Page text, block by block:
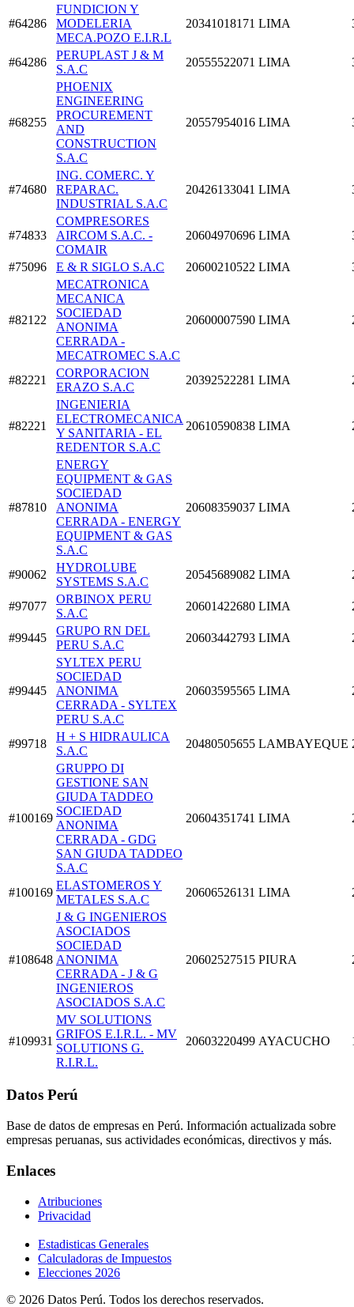
#64286
FUNDICION Y
MODELERIA
MECA.POZO E.I.R.L
20341018171 LIMA
#64286
PERUPLAST J & M
S.A.C
20555522071 LIMA
#68255
PHOENIX
ENGINEERING
PROCUREMENT
AND
CONSTRUCTION
S.A.C
20557954016 LIMA
#74680
ING. COMERC. Y
REPARAC.
INDUSTRIAL S.A.C
20426133041 LIMA
#74833
COMPRESORES
AIRCOM S.A.C. -
COMAIR
20604970696 LIMA
#75096 E & R SIGLO S.A.C 20600210522 LIMA
#82122
MECATRONICA
MECANICA
SOCIEDAD
ANONIMA
CERRADA -
MECATROMEC S.A.C
20600007590 LIMA
#82221
CORPORACION
ERAZO S.A.C
20392522281 LIMA
#82221
INGENIERIA
ELECTROMECANICA
Y SANITARIA - EL
REDENTOR S.A.C
20610590838 LIMA
#87810
ENERGY
EQUIPMENT & GAS
SOCIEDAD
ANONIMA
CERRADA - ENERGY
EQUIPMENT & GAS
S.A.C
20608359037 LIMA
#90062
HYDROLUBE
SYSTEMS S.A.C
20545689082 LIMA
#97077
ORBINOX PERU
S.A.C
20601422680 LIMA
#99445
GRUPO RN DEL
PERU S.A.C
20603442793 LIMA
#99445
SYLTEX PERU
SOCIEDAD
ANONIMA
CERRADA - SYLTEX
PERU S.A.C
20603595565 LIMA
#99718
H + S HIDRAULICA
S.A.C
20480505655 LAMBAYEQUE
#100169
GRUPPO DI
GESTIONE SAN
GIUDA TADDEO
SOCIEDAD
ANONIMA
CERRADA - GDG
SAN GIUDA TADDEO
S.A.C
20604351741 LIMA
#100169
ELASTOMEROS Y
METALES S.A.C
20606526131 LIMA
#108648
J & G INGENIEROS
ASOCIADOS
SOCIEDAD
ANONIMA
CERRADA - J & G
INGENIEROS
ASOCIADOS S.A.C
20602527515 PIURA
#109931
MV SOLUTIONS
GRIFOS E.I.R.L. - MV
SOLUTIONS G.
R.I.R.L.
20603220499 AYACUCHO
Datos Perú
Base de datos de empresas en Perú. Información actualizada sobre
empresas peruanas, sus actividades económicas, directivos y más.
Enlaces
Atribuciones
Privacidad
Estadisticas Generales
Calculadoras de Impuestos
Elecciones 2026
© 2026 Datos Perú. Todos los derechos reservados.